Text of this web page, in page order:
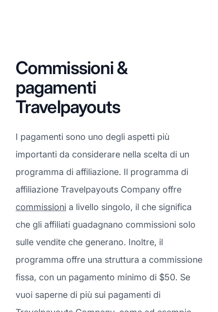
Commissioni &
pagamenti
Travelpayouts
I pagamenti sono uno degli aspetti più
importanti da considerare nella scelta di un
programma di affiliazione. Il programma di
affiliazione Travelpayouts Company offre
commissioni a livello singolo, il che significa
che gli affiliati guadagnano commissioni solo
sulle vendite che generano. Inoltre, il
programma offre una struttura a commissione
fissa, con un pagamento minimo di $50. Se
vuoi saperne di più sui pagamenti di